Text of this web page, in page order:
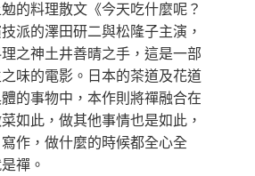
的料理散文《今天吃什麼呢？
派的澤田研二與松隆子主演，
之神土井善晴之手，這是一部
味的電影。日本的茶道及花道
的事物中，本作則將禪融合在
如此，做其他事情也是如此，
作，做什麼的時候都全心全
禪。